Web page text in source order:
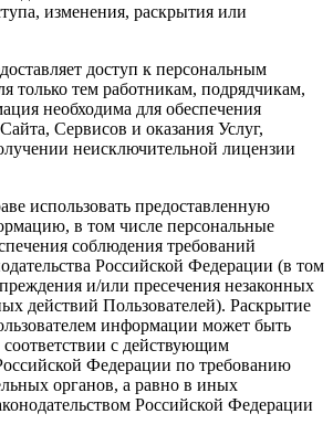
изменения, раскрытия или
доступ к персональным
только тем работникам, подрядчикам,
необходима для обеспечения
Сервисов и оказания Услуг,
неисключительной лицензии
использовать предоставленную
в том числе персональные
соблюдения требований
Российской Федерации (в том
и/или пресечения незаконных
действий Пользователей). Раскрытие
информации может быть
с действующим
Федерации по требованию
органов, а равно в иных
Российской Федерации